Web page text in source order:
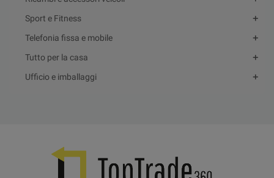
Sport e Fitness
Telefonia fissa e mobile
Tutto per la casa
Ufficio e imballaggi